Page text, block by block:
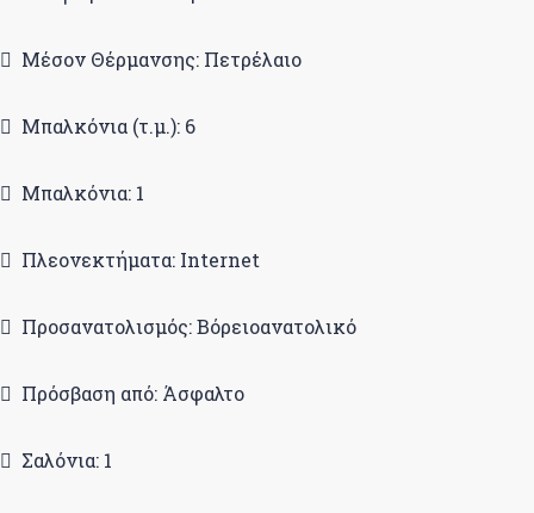
Μέσον Θέρμανσης: Πετρέλαιο
Μπαλκόνια (τ.μ.): 6
Μπαλκόνια: 1
Πλεονεκτήματα: Internet
Προσανατολισμός: Βόρειοανατολικό
Πρόσβαση από: Άσφαλτο
Σαλόνια: 1